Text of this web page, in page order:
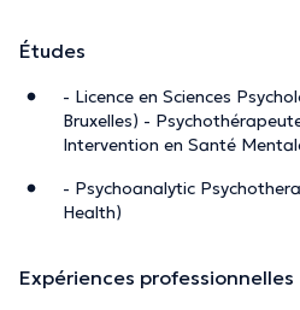
Études
- Licence en Sciences
Bruxelles) -
Intervention en Santé
- Psychoanalytic
Health)
Expériences professionnelles